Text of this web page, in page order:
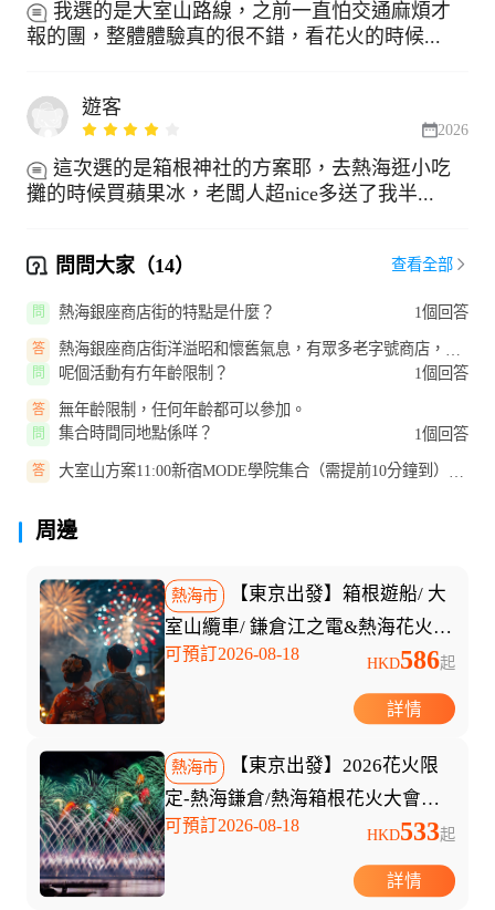
我選的是大室山路線，之前一直怕交通麻煩才
報的團，整體體驗真的很不錯，看花火的時候...
遊客
2026
這次選的是箱根神社的方案耶，去熱海逛小吃
攤的時候買蘋果冰，老闆人超nice多送了我半...
問問大家（14） 查看全部
問 熱海銀座商店街的特點是什麼？ 1個回答
答
熱海銀座商店街洋溢昭和懷舊氣息，有眾多老字號商店，花
火大會期間更有上百家小吃攤，...
問 呢個活動有冇年齡限制？ 1個回答
答 無年齡限制，任何年齡都可以參加。
問 集合時間同地點係咩？ 1個回答
答
大室山方案11:00新宿MODE學院集合（需提前10分鐘到）；
周邊
熱海市
【東京出發】箱根遊船/ 大
室山纜車/ 鎌倉江之電&熱海花火大
會一日遊
可預訂2026-08-18 HKD586起
詳情
熱海市
【東京出發】2026花火限
定-熱海鎌倉/熱海箱根花火大會一
日遊
可預訂2026-08-18 HKD533起
詳情